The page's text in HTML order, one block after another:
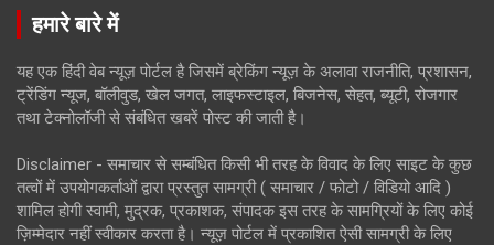
हमारे बारे में
यह एक हिंदी वेब न्यूज़ पोर्टल है जिसमें ब्रेकिंग न्यूज़ के अलावा राजनीति, प्रशासन,
ट्रेंडिंग न्यूज, बॉलीवुड, खेल जगत, लाइफस्टाइल, बिजनेस, सेहत, ब्यूटी, रोजगार
तथा टेक्नोलॉजी से संबंधित खबरें पोस्ट की जाती है।
Disclaimer - समाचार से सम्बंधित किसी भी तरह के विवाद के लिए साइट के कुछ
तत्वों में उपयोगकर्ताओं द्वारा प्रस्तुत सामग्री ( समाचार / फोटो / विडियो आदि )
शामिल होगी स्वामी, मुद्रक, प्रकाशक, संपादक इस तरह के सामग्रियों के लिए कोई
ज़िम्मेदार नहीं स्वीकार करता है। न्यूज़ पोर्टल में प्रकाशित ऐसी सामग्री के लिए